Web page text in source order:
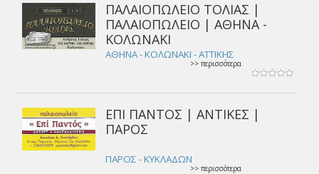
ΠΑΛΑΙΟΠΩΛΕΙΟ ΤΟΛΙΑΣ |
ΠΑΛΑΙΟΠΩΛΕΙΟ | ΑΘΗΝΑ -
ΚΟΛΩΝΑΚΙ
ΑΘΗΝΑ - ΚΟΛΩΝΑΚΙ - ΑΤΤΙΚΗΣ
>> περισσότερα
ΕΠΙ ΠΑΝΤΟΣ | ΑΝΤΙΚΕΣ |
ΠΑΡΟΣ
ΠΑΡΟΣ - ΚΥΚΛΑΔΩΝ
>> περισσότερα